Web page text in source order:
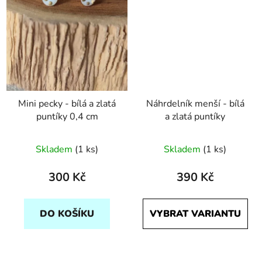
Mini pecky - bílá a zlatá
puntíky 0,4 cm
Skladem (1 ks)
300 Kč
DO KOŠÍKU
Náhrdelník menší - bílá
a zlatá puntíky
Skladem (1 ks)
390 Kč
VYBRAT VARIANTU